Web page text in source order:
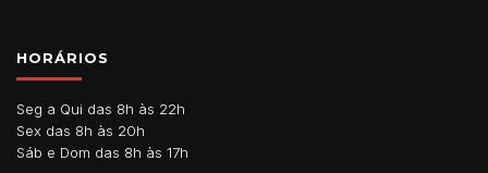
HORÁRIOS
Seg a Qui das 8h às 22h
Sex das 8h às 20h
Sáb e Dom das 8h às 17h